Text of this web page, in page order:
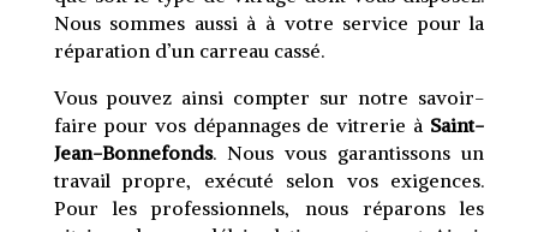
Nous sommes aussi à à votre service pour la
réparation d’un carreau cassé.
Vous pouvez ainsi compter sur notre savoir-
faire pour vos dépannages de vitrerie à Saint-
Jean-Bonnefonds. Nous vous garantissons un
travail propre, exécuté selon vos exigences.
Pour les professionnels, nous réparons les